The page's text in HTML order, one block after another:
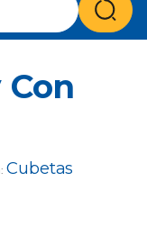
Cubetas